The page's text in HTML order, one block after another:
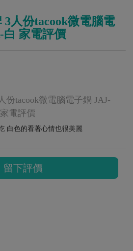
人份tacook微電腦電
白 家電評價
份tacook微電腦電子鍋 JAJ-
電評價
白色的看著心情也很美麗
留下評價